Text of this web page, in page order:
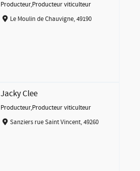
Producteur,Producteur viticulteur
Le Moulin de Chauvigne, 49190
Jacky Clee
Producteur,Producteur viticulteur
Sanziers rue Saint Vincent, 49260